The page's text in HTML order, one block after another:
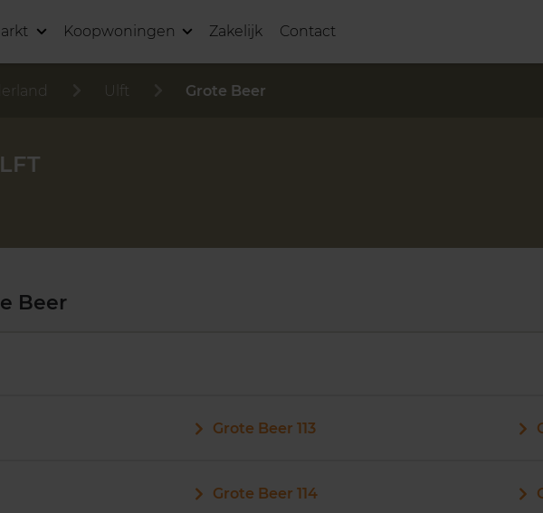
Koopwoningen Zakelijk Contact
Ulft Grote Beer
Beer
Grote Beer 113
Grote Beer 114